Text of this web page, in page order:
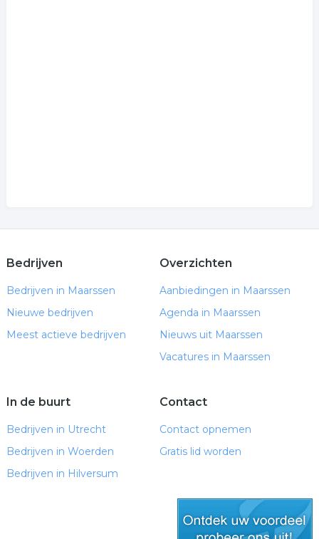
Bedrijven
Bedrijven in Maarssen
Nieuwe bedrijven
Meest actieve bedrijven
Overzichten
Aanbiedingen in Maarssen
Agenda in Maarssen
Nieuws uit Maarssen
Vacatures in Maarssen
In de buurt
Bedrijven in Utrecht
Bedrijven in Woerden
Bedrijven in Hilversum
Contact
Contact opnemen
Gratis lid worden